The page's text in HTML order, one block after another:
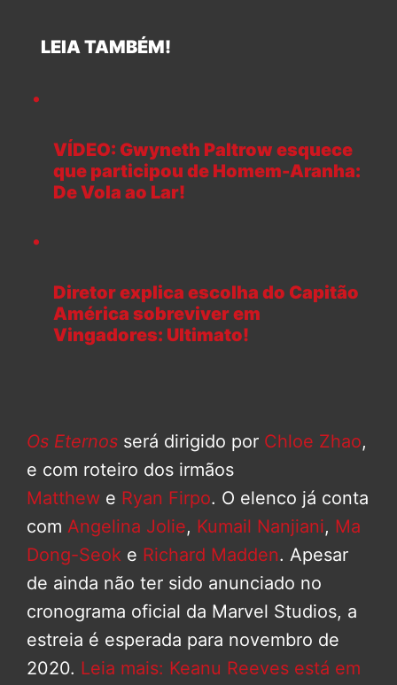
LEIA TAMBÉM!
VÍDEO: Gwyneth Paltrow esquece
que participou de Homem-Aranha:
De Vola ao Lar!
Diretor explica escolha do Capitão
América sobreviver em
Vingadores: Ultimato!
Os Eternos será dirigido por Chloe Zhao,
e com roteiro dos irmãos
Matthew e Ryan Firpo. O elenco já conta
com Angelina Jolie, Kumail Nanjiani, Ma
Dong-Seok e Richard Madden. Apesar
de ainda não ter sido anunciado no
cronograma oficial da Marvel Studios, a
estreia é esperada para novembro de
2020. Leia mais: Keanu Reeves está em